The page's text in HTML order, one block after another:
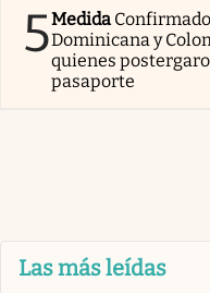
5Medida
Dominicana y
quienes
pasaporte
Las más leídas